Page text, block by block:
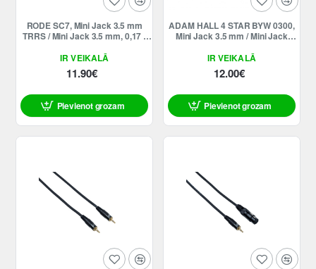
IR VEIKALĀ
RODE SC7, Mini Jack 3.5 mm
TRRS / Mini Jack 3.5 mm, 0,17 -
11.90€
Pievienot grozam
IR VEIKALĀ
ADAM HALL 4 STAR BYW 0300,
Mini Jack 3.5 mm / Mini Jack
12.00€
Pievienot grozam